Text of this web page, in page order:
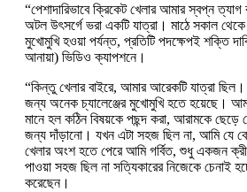
“পেশাদারিভাবে ক্রিকেট খেলার আমার স্বপ্ন
অটল উৎসর্গে ভরা একটি যাত্রা। মাঠে সকাল
মুখোমুখি হওয়া পর্যন্ত, প্রতিটি পদক্ষেপই শক্তি
আনায়া) ভিডিও ক্যাপশনে।
“কিন্তু খেলার বাইরে, আমার আরেকটি যাত্রা
জন্য অনেক চ্যালেঞ্জের মুখোমুখি হতে হয়েছে।
মানে হল কঠিন বিষয়কে পছন্দ করা, আরামকে
জন্য দাঁড়ানো। যখন এটা সহজ ছিল না, আমি যে
খেলার অংশ হতে পেরে আমি গর্বিত, শুধু একজন
পাওয়া সহজ ছিল না সত্যিকারের নিজেকে চেনাই
করেছেন।